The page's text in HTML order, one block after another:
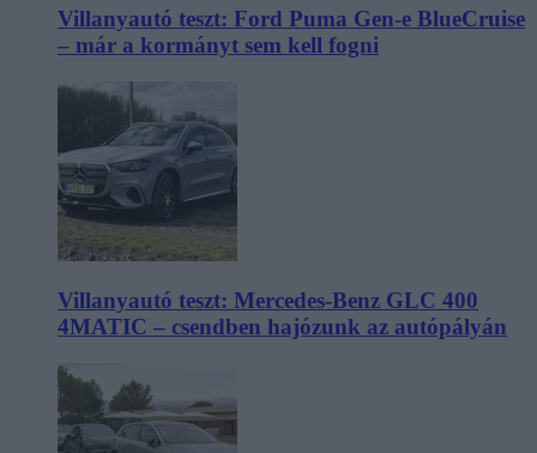
Villanyautó teszt: Ford Puma Gen-e BlueCruise
– már a kormányt sem kell fogni
Villanyautó teszt: Mercedes-Benz GLC 400
4MATIC – csendben hajózunk az autópályán